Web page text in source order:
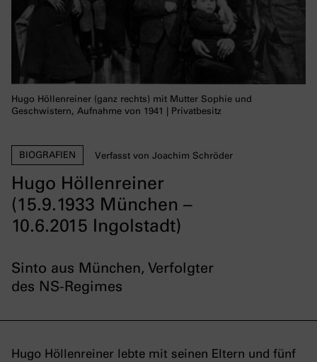
Hugo Höllenreiner
(15.9.1933 München –
10.6.2015 Ingolstadt)
BIOGRAFIEN Verfasst von Joachim Schröder
Sinto aus München, Verfolgter
des NS-Regimes
Hugo Höllenreiner (ganz rechts) mit Mutter Sophie und
Geschwistern, Aufnahme von 1941 | Privatbesitz
Hugo Höllenreiner lebte mit seinen Eltern und fünf